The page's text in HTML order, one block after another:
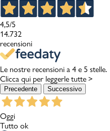
4,5/5
14.732
recensioni
Le nostre recensioni a 4 e 5 stelle.
Clicca qui per leggerle tutte >
Precedente Successivo
Oggi
Tutto ok